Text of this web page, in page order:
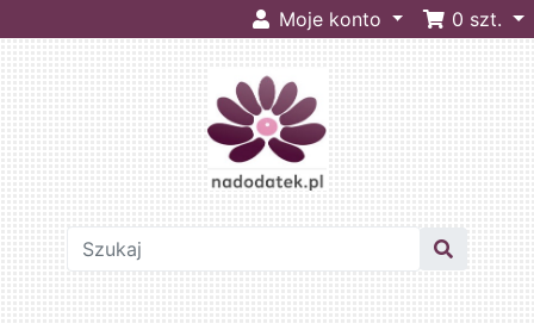
Moje konto 0 szt.